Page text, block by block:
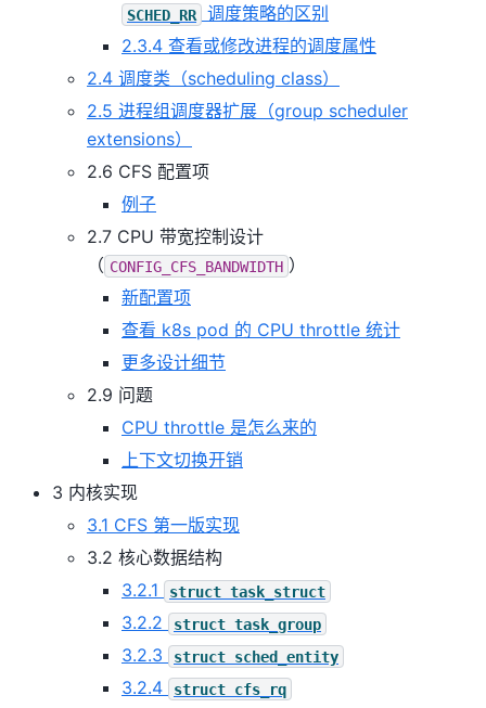
SCHED_RR
调度策略的区别
2.3.4 查看或修改进程的调度属性
2.4 调度类（scheduling class）
2.5 进程组调度器扩展（group scheduler
extensions）
2.6 CFS 配置项
例子
2.7 CPU 带宽控制设计
（ CONFIG_CFS_BANDWIDTH ）
新配置项
查看 k8s pod 的 CPU throttle 统计
更多设计细节
2.9 问题
CPU throttle 是怎么来的
上下文切换开销
3 内核实现
3.1 CFS 第一版实现
3.2 核心数据结构
3.2.1
struct task_struct
3.2.2 struct task_group
3.2.3 struct sched_entity
3.2.4 struct cfs_rq